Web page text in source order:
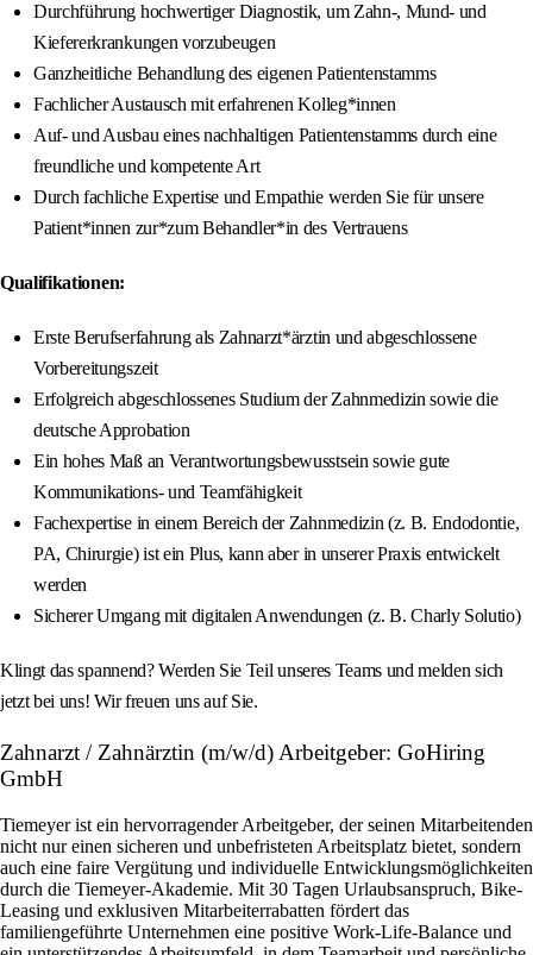
Durchführung hochwertiger Diagnostik, um Zahn-, Mund- und
Kiefererkrankungen vorzubeugen
Ganzheitliche Behandlung des eigenen Patientenstamms
Fachlicher Austausch mit erfahrenen Kolleg*innen
Auf- und Ausbau eines nachhaltigen Patientenstamms durch eine
freundliche und kompetente Art
Durch fachliche Expertise und Empathie werden Sie für unsere
Patient*innen zur*zum Behandler*in des Vertrauens
Qualifikationen:
Erste Berufserfahrung als Zahnarzt*ärztin und abgeschlossene
Vorbereitungszeit
Erfolgreich abgeschlossenes Studium der Zahnmedizin sowie die
deutsche Approbation
Ein hohes Maß an Verantwortungsbewusstsein sowie gute
Kommunikations- und Teamfähigkeit
Fachexpertise in einem Bereich der Zahnmedizin (z. B. Endodontie,
PA, Chirurgie) ist ein Plus, kann aber in unserer Praxis entwickelt
werden
Sicherer Umgang mit digitalen Anwendungen (z. B. Charly Solutio)
Klingt das spannend? Werden Sie Teil unseres Teams und melden sich
jetzt bei uns! Wir freuen uns auf Sie.
Zahnarzt / Zahnärztin (m/w/d) Arbeitgeber: GoHiring
GmbH
Tiemeyer ist ein hervorragender Arbeitgeber, der seinen Mitarbeitenden
nicht nur einen sicheren und unbefristeten Arbeitsplatz bietet, sondern
auch eine faire Vergütung und individuelle Entwicklungsmöglichkeiten
durch die Tiemeyer-Akademie. Mit 30 Tagen Urlaubsanspruch, Bike-
Leasing und exklusiven Mitarbeiterrabatten fördert das
familiengeführte Unternehmen eine positive Work-Life-Balance und